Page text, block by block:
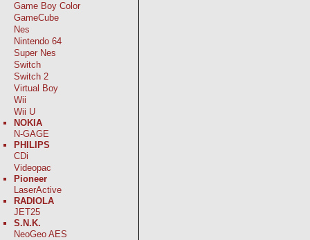
Game Boy Color
GameCube
Nes
Nintendo 64
Super Nes
Switch
Switch 2
Virtual Boy
Wii
Wii U
NOKIA
N-GAGE
PHILIPS
CDi
Videopac
Pioneer
LaserActive
RADIOLA
JET25
S.N.K.
NeoGeo AES